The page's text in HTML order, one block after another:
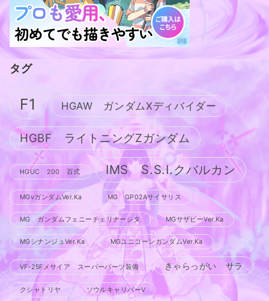
タグ
F1 HGAW ガンダムXディバイダー
HGBF ライトニングZガンダム
HGUC 200 百式 IMS S.S.I.クバルカン
MGνガンダムVer.Ka MG GP02Aサイサリス
MG ガンダムフェニーチェリナーシタ MGサザビーVer.Ka
MGシナンジュVer.Ka MGユニコーンガンダムVer.Ka
VF-25Fメサイア スーパーパーツ装備 きゃらっがい サラ
クシャトリヤ ソウルキャリバーV